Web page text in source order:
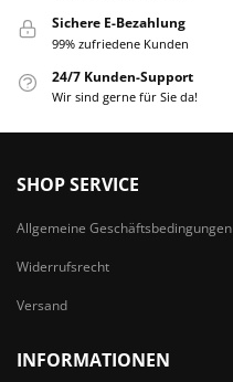
Sichere E-Bezahlung
99% zufriedene Kunden
24/7 Kunden-Support
Wir sind gerne für Sie da!
SHOP SERVICE
Allgemeine Geschäftsbedingungen
Widerrufsrecht
Versand
INFORMATIONEN